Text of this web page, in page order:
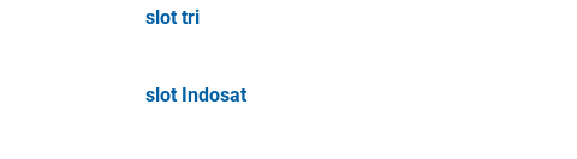
slot tri
slot Indosat